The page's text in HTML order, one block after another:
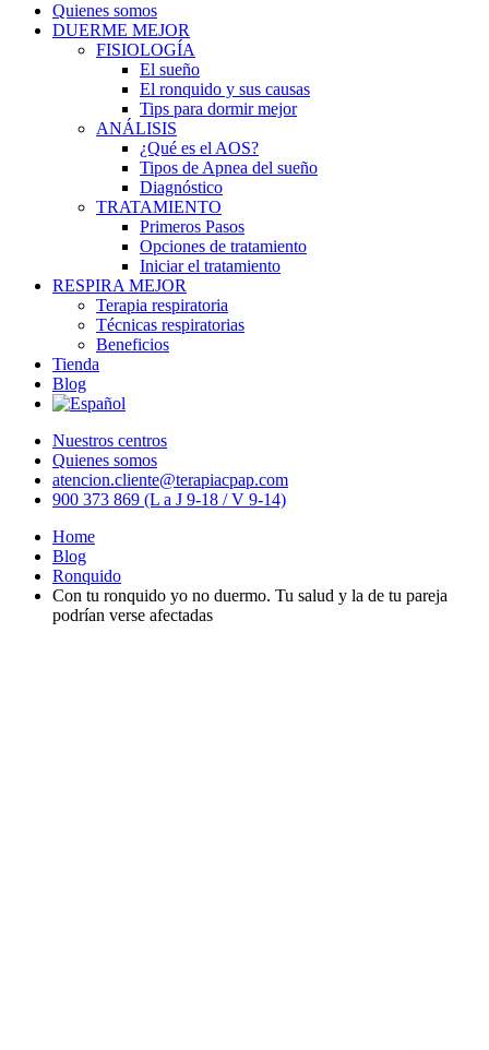
Quienes somos
DUERME MEJOR
FISIOLOGÍA
El sueño
El ronquido y sus causas
Tips para dormir mejor
ANÁLISIS
¿Qué es el AOS?
Tipos de Apnea del sueño
Diagnóstico
TRATAMIENTO
Primeros Pasos
Opciones de tratamiento
Iniciar el tratamiento
RESPIRA MEJOR
Terapia respiratoria
Técnicas respiratorias
Beneficios
Tienda
Blog
Nuestros centros
Quienes somos
atencion.cliente@terapiacpap.com
900 373 869 (L a J 9-18 / V 9-14)
Home
Blog
Ronquido
Con tu ronquido yo no duermo. Tu salud y la de tu pareja
podrían verse afectadas